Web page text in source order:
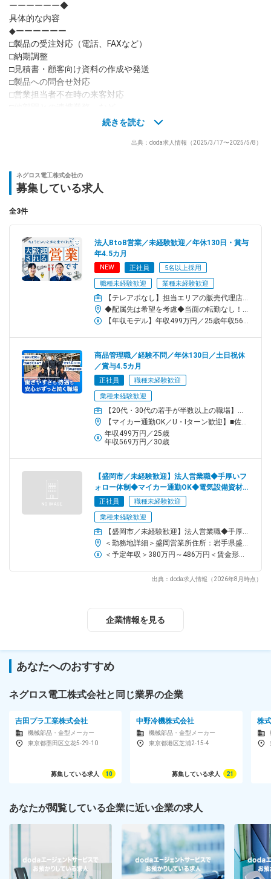
ーーーーーー◆
具体的な内容
◆ーーーーーー
□製品の受注対応（電話、FAXなど）
□納期調整
□見積書・顧客向け資料の作成や発送
□製品への問合せ対応
□営業担当者不在時の来客対応
※既存顧客8割！電話、FAXの対応がメインです！
合間に、簡単な資料作成などをお任せします。
ーーーーーー◆
入社後の流れ
◆ーーーーーー
教育担当の社員がマンツーマンで指導します。
数カ月後を目安に受注対応をお任せします。
常に教育担当の先輩がサポートするので安心。
わからないことは気軽に確認してくださいね。
◆ーーーーーー
将来的にはご希望や適性にあわせたお仕事を任せします！
◇熊本営業所のリーダー
◇本社での統括業務担当
◇他拠点の営業担当 など…
キャリアUPに中途入社のハンデはありません。
全国で幅広く事業を展開する当社だからこそ多彩なキャリアが描
熊本駅ビルや阿蘇くまもと空港にも採用されるなど、当社の製品
は誰もが利用する大型施設を陰から支えています。
◎定着率89％以上・国も認める働きやすさ◎
『年休127日』『残業10h以下』『出産・育児支援有』など、働き
やすさは国から"健康経営優良法人2024 ホワイト500"と認められ
るほど。長く安心して活躍できます。
営業所の半数が中途・未経験入社です。
チームの仲が良く、協力しながら業務を進める風通しの良い雰囲
対象となる方
【未経験歓迎／高卒以上／35歳以下の方】経験・スキルは不要！
「安定した環境で長く活躍したい」方歓迎！
※未経験・第二新卒・社会人デビュー歓迎※
人柄重視の採用です★
【応募条件】
【歓迎条件】
続きを読む
出典：doda求人情報（2025/3/17〜2025/5/8）
ネグロス電工株式会社の
募集している求人
全3件
法人BtoB営業／未経験歓迎／年休130日・賞与
年4.5カ月
NEW 正社員
5名以上採用
職種未経験歓迎
業種未経験歓迎
【テレアポなし】担当エリアの販売代理店や電気/設備工事・建築会社などへの自社製品のご案内・サポート
◆配属先は希望を考慮◆当面の転勤なし！仙台・三河・高松いずれかの拠点◎U・Iターン歓迎◎マイカー通勤OK（駐車場完備）／拠点による【勤務地詳細】■東北仙台営業所：宮城県仙台市若林区卸町東3-3-16■中部三河営業所：愛知県岡崎市上三ツ木町字北稗田14-3■四国高松営業所：香川県高松市朝日町6-2-30※相談のうえ、キャリアアップによる異動の可能性はあります※受動喫煙対策：オフィス内禁煙
【年収モデル】年収499万円／25歳年収569万円／30歳年収645万円／35歳※業績・能力により変動します※子女手当を含みません＝＝月給24万5700円～29万2200円＋各種手当＋賞与年2回（2025年度実績：約年4.5カ月分）※残業代別途支給※上記は最低保障給です／経験・スキルを考慮のうえ優遇します
商品管理職／経験不問／年休130日／土日祝休
／賞与4.5カ月
正社員
職種未経験歓迎
業種未経験歓迎
【20代・30代の若手が半数以上の職場】商品センターでピッキングや商品の受入、積込作業などの商品管理
【マイカー通勤OK／U・Iターン歓迎】■佐野商品センター／栃木県佐野市岩崎町3003-1＜アクセス＞東武佐野線「田沼駅」より車で8分※受動喫煙対策：あり（屋内禁煙）
年収499万円／25歳
年収569万円／30歳
【盛岡市／未経験歓迎】法人営業職◆手厚いフ
ォロー体制◆マイカー通勤OK◆電気設備資材で
トップクラス
正社員
職種未経験歓迎
業種未経験歓迎
【盛岡市／未経験歓迎】法人営業職◆手厚いフォロー体制◆マイカー通勤OK◆電気設備資材でトップクラス
＜勤務地詳細＞盛岡営業所住所：岩手県盛岡市津志田町1-6-50 受動喫煙対策：屋内全面禁煙変更の範囲：会社の定める事業所
＜予定年収＞380万円～486万円＜賃金形態＞月給制補足事項なし＜賃金内訳＞月額（基本給）：245,700円～313,700円＜月給＞245,700円～313,700円＜昇給有無＞有＜残業手当＞有＜給与補足＞■賞与：年2回 4.5か月分（2025年度実績）賃金はあくまでも目安の金額であり、選考を通じて上下する可能性があります。月給(月額)は固定手当を含めた表記です。
出典：doda求人情報（2026年8月時点）
企業情報を見る
あなたへのおすすめ
ネグロス電工株式会社と同じ業界の企業
吉田プラ工業株式会社
機械部品・金型メーカー
東京都墨田区立花5-29-10
募集している求人 10
中野冷機株式会社
機械部品・金型メーカー
東京都港区芝浦2-15-4
募集している求人 21
株
あなたが閲覧している企業に近い企業の求人